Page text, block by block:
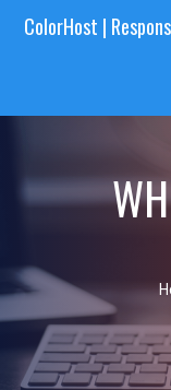
ColorHost
ColorHost |